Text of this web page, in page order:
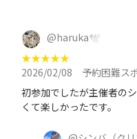
@haruka🕊️
★★★★★
2026/02/08
予約困難スポット、
初参加でしたが主催者の
くて楽しかったです。